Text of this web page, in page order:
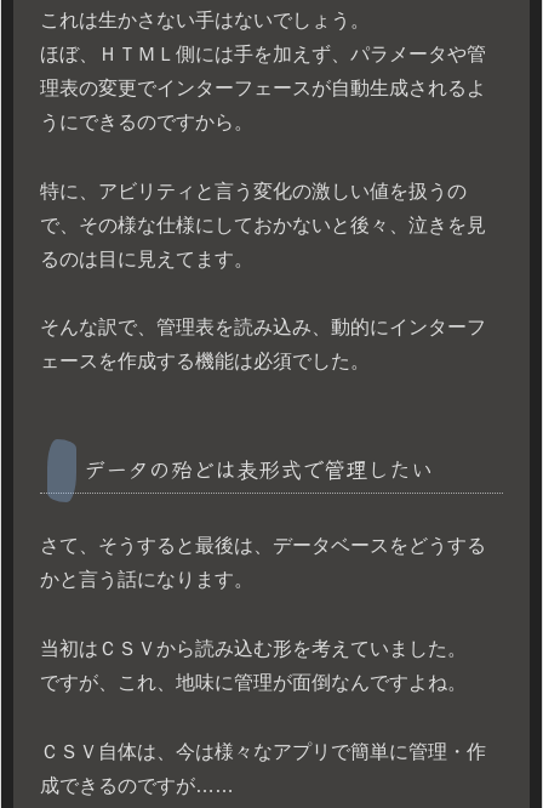
これは生かさない手はないでしょう。
ほぼ、ＨＴＭＬ側には手を加えず、パラメータや管
理表の変更でインターフェースが自動生成されるよ
うにできるのですから。
特に、アビリティと言う変化の激しい値を扱うの
で、その様な仕様にしておかないと後々、泣きを見
るのは目に見えてます。
そんな訳で、管理表を読み込み、動的にインターフ
ェースを作成する機能は必須でした。
データの殆どは表形式で管理したい
さて、そうすると最後は、データベースをどうする
かと言う話になります。
当初はＣＳＶから読み込む形を考えていました。
ですが、これ、地味に管理が面倒なんですよね。
ＣＳＶ自体は、今は様々なアプリで簡単に管理・作
成できるのですが……